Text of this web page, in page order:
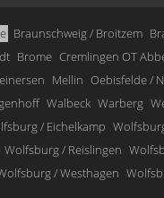
Braunschweig / Broitzem
Brome Cremlingen OT
Mellin Oebisfelde /
Walbeck Warberg
/ Eichelkamp
Wolfsburg / Reislingen
/ Westhagen